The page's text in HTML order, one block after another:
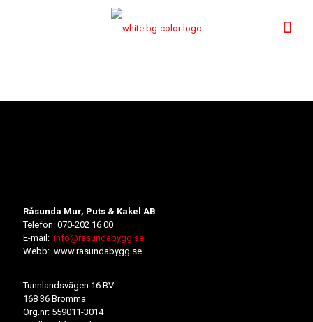
Råsunda Mur, Puts & Kakel AB
Telefon: 070-202 16 00
E-mail: info@rasundabygg.se
Webb: www.rasundabygg.se
Tunnlandsvägen 16 BV
168 36 Bromma
Org.nr: 559011-3014